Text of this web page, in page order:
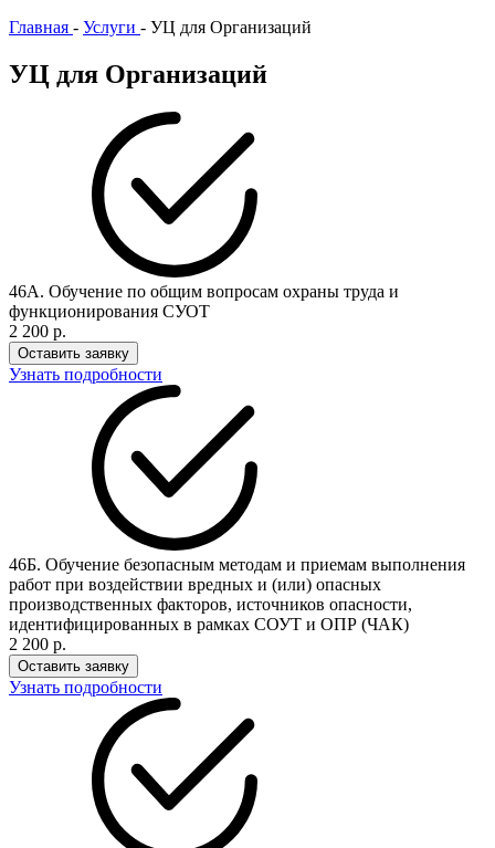
Главная - Услуги - УЦ для Организаций
УЦ для Организаций
46А. Обучение по общим вопросам охраны труда и
функционирования СУОТ
2 200 р.
Оставить заявку
Узнать подробности
46Б. Обучение безопасным методам и приемам выполнения
работ при воздействии вредных и (или) опасных
производственных факторов, источников опасности,
идентифицированных в рамках СОУТ и ОПР (ЧАК)
2 200 р.
Оставить заявку
Узнать подробности